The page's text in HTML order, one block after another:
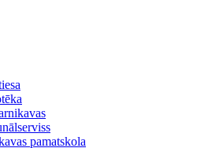
pamatskola